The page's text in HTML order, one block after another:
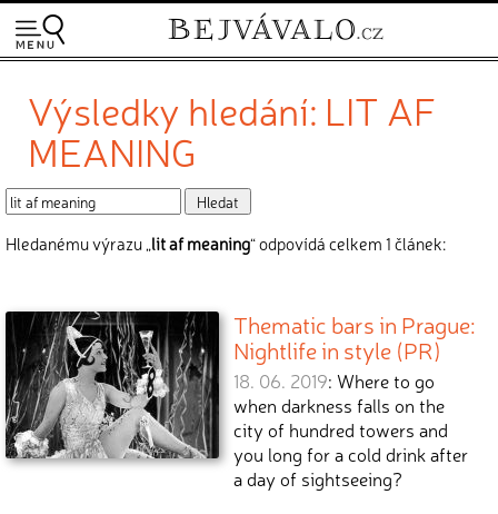
Výsledky hledání: LIT AF
MEANING
Hledanému výrazu „lit af meaning“ odpovídá celkem 1 článek:
Thematic bars in Prague:
Nightlife in style (PR)
18. 06. 2019: Where to go
when darkness falls on the
city of hundred towers and
you long for a cold drink after
a day of sightseeing?